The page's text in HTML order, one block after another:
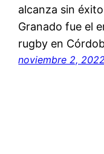
alcanza sin
Granado fue el
rugby en
noviembre 2, 2022